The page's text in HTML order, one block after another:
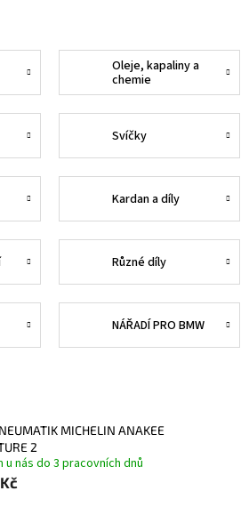
Oleje, kapaliny a
chemie
Svíčky
Kardan a díly
Různé díly
NÁŘADÍ PRO BMW
MICHELIN ANAKEE
2
u nás do 3 pracovních dnů